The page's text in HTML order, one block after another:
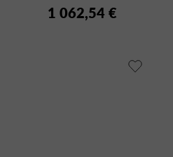
1 062,54 €